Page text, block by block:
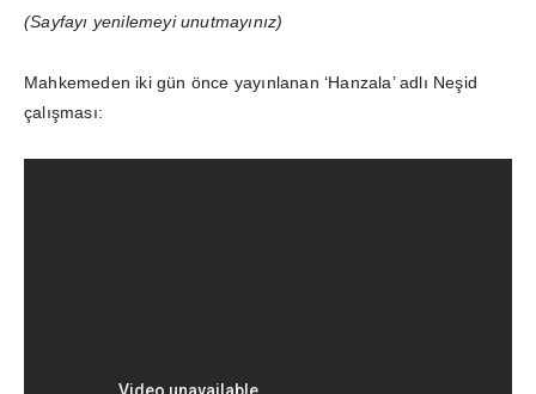
(Sayfayı yenilemeyi unutmayınız)
Mahkemeden iki gün önce yayınlanan ‘Hanzala’ adlı Neşid
çalışması: